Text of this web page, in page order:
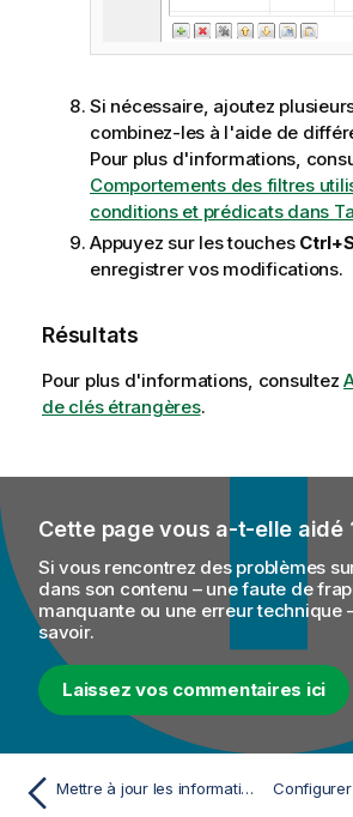
Si nécessaire, ajoutez
combinez-les à l'aide de
Pour plus d'informations,
Comportements des filtres
conditions et prédicats dans
Appuyez sur les touches
enregistrer vos modifications.
Résultats
Pour plus d'informations, consultez
de clés étrangères.
Cette page vous a-t-elle aidé
Si vous rencontrez des problèmes
dans son contenu – une faute de
manquante ou une erreur technique
savoir.
Laissez vos commentaires ici
Mettre à jour les informations de base d'une clé étrangère depuis la Vue Properties